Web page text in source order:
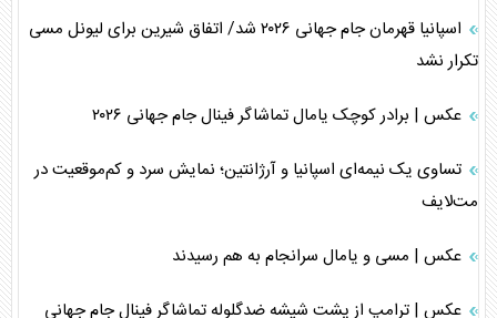
اسپانیا قهرمان جام جهانی ۲۰۲۶ شد/ اتفاق شیرین برای لیونل مسی
تکرار نشد
عکس | برادر کوچک یامال تماشاگر فینال جام جهانی ۲۰۲۶
تساوی یک نیمه‌ای اسپانیا و آرژانتین؛ نمایش سرد و کم‌موقعیت در
مت‌لایف
عکس | مسی و یامال سرانجام به هم رسیدند
عکس | ترامپ از پشت شیشه ضدگلوله تماشاگر فینال جام جهانی